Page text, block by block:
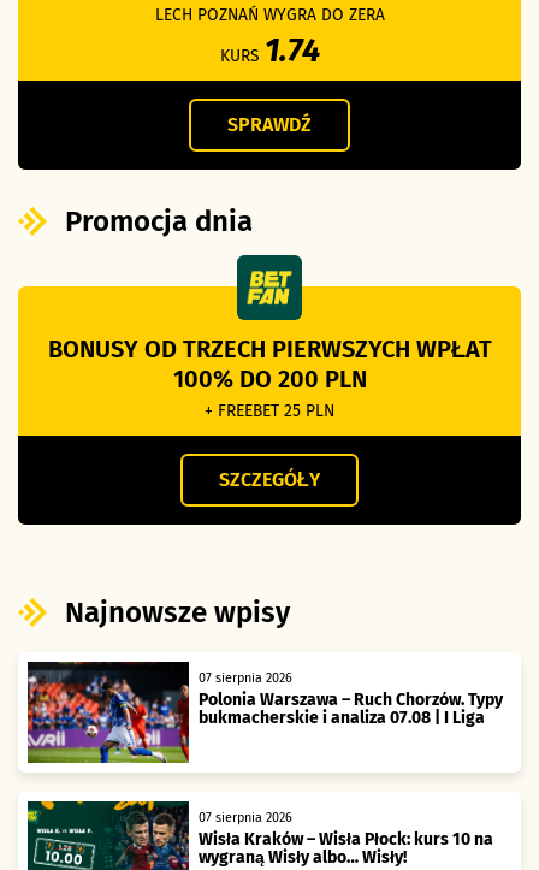
LECH POZNAŃ WYGRA DO ZERA
KURS 1.74
SPRAWDŹ
Promocja dnia
BONUSY OD TRZECH PIERWSZYCH WPŁAT
100% DO 200 PLN
+ FREEBET 25 PLN
SZCZEGÓŁY
Najnowsze wpisy
07 sierpnia 2026
Polonia Warszawa – Ruch Chorzów. Typy
bukmacherskie i analiza 07.08 | I Liga
07 sierpnia 2026
Wisła Kraków – Wisła Płock: kurs 10 na
wygraną Wisły albo… Wisły!